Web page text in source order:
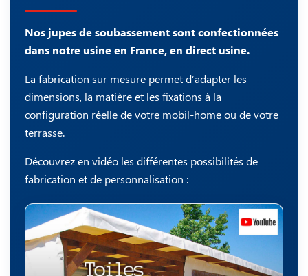
Nos jupes de soubassement sont confectionnées
dans notre usine en France, en direct usine.
La fabrication sur mesure permet d’adapter les
dimensions, la matière et les fixations à la
configuration réelle de votre mobil-home ou de votre
terrasse.
Découvrez en vidéo les différentes possibilités de
fabrication et de personnalisation :